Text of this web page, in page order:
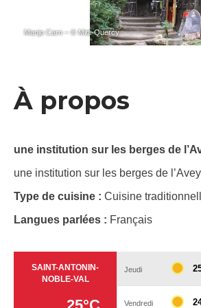
Manjo Carn – © Midi-Quercy
À propos
une institution sur les berges de
une institution sur les berges de
Type de cuisine : Cuisine
Langues parlées : Français